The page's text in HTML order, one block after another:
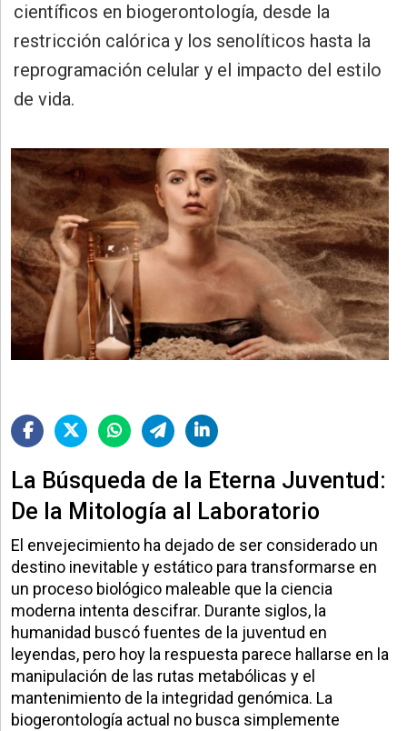
»
Salud
»
Cultura
Educación
»
Gestión
»
Sociedad
científicos en biogerontología, desde la
restricción calórica y los senolíticos hasta la
reprogramación celular y el impacto del estilo
de vida.
La Búsqueda de la Eterna Juventud:
De la Mitología al Laboratorio
El envejecimiento ha dejado de ser considerado un
destino inevitable y estático para transformarse en
un proceso biológico maleable que la ciencia
moderna intenta descifrar. Durante siglos, la
humanidad buscó fuentes de la juventud en
leyendas, pero hoy la respuesta parece hallarse en la
manipulación de las rutas metabólicas y el
mantenimiento de la integridad genómica. La
biogerontología actual no busca simplemente